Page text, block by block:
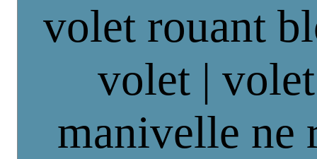
volet rouant
volet |
manivelle ne